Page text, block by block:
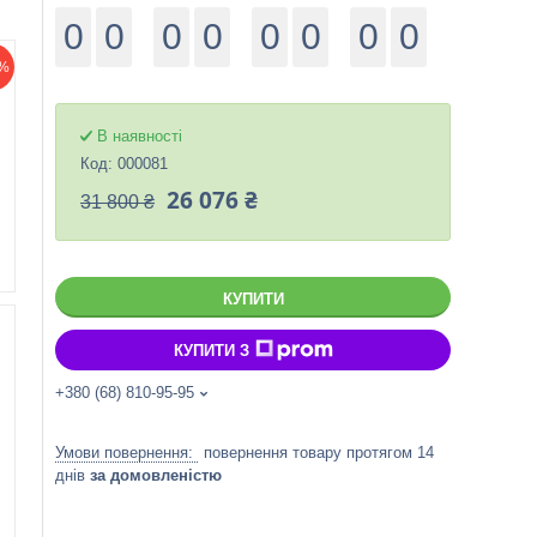
0 0 0 0 0 0 0 0
В наявності
Код: 000081
31 800 ₴ 26 076 ₴
КУПИТИ
КУПИТИ З
+380 (68) 810-95-95
повернення товару протягом 14
днів за домовленістю